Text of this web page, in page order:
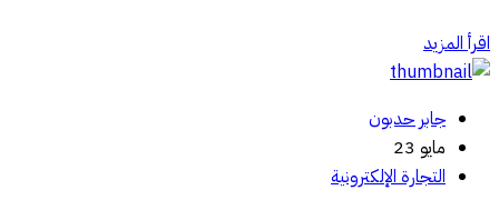
اقرأ المزيد
جابر حدبون
مايو 23
التجارة الإلكترونية